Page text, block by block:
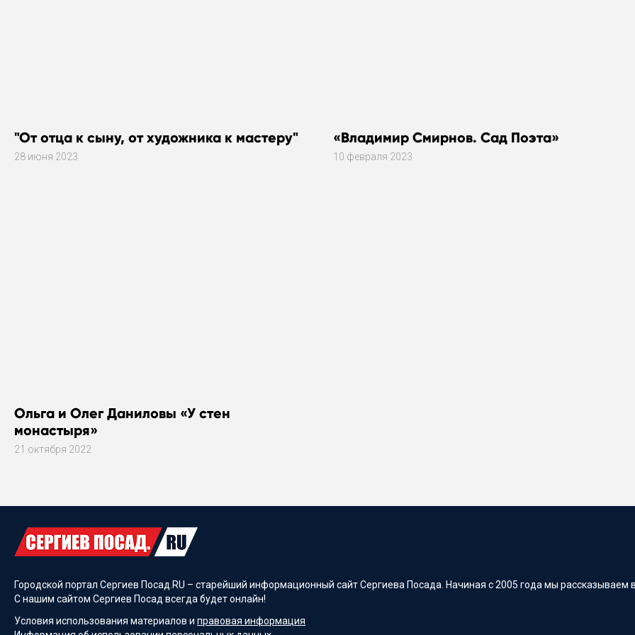
"От отца к сыну, от художника к мастеру"
28 июня 2023
«Владимир Смирнов. Сад Поэта»
10 февраля 2023
Ольга и Олег Даниловы «У стен
монастыря»
21 октября 2022
Городской портал Сергиев Посад.RU – старейший информационный сайт Сергиева Посада. Начиная с 2005 года мы
С нашим сайтом Сергиев Посад всегда будет онлайн!
Условия использования материалов и правовая информация